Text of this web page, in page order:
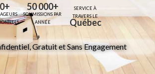
50 000+
SOUMISSIONS PAR
ANNÉE
SERVICE À
TRAVERS LE
Québec
Gratuit et Sans Engagement